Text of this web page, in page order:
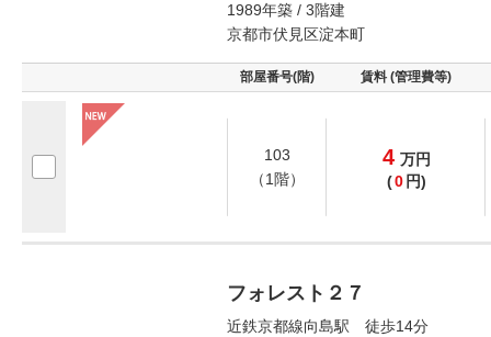
1989年築 / 3階建
京都市伏見区淀本町
部屋番号(階) 賃料 (管理費等)
103
（1階）
4 万円
(0 円)
フォレスト２７
近鉄京都線向島駅 徒歩14分